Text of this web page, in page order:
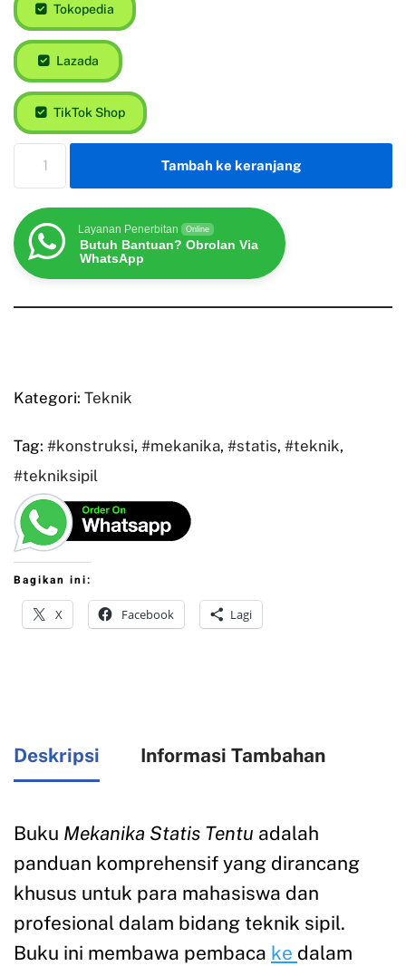
Tokopedia
Lazada
TikTok Shop
Tambah ke keranjang
Layanan Penerbitan Online
Butuh Bantuan? Obrolan Via
WhatsApp
Kategori: Teknik
Tag: #konstruksi, #mekanika, #statis, #teknik,
#tekniksipil
Bagikan ini:
X Facebook Lagi
Deskripsi Informasi Tambahan
Buku Mekanika Statis Tentu adalah
panduan komprehensif yang dirancang
khusus untuk para mahasiswa dan
profesional dalam bidang teknik sipil.
Buku ini membawa pembaca ke dalam